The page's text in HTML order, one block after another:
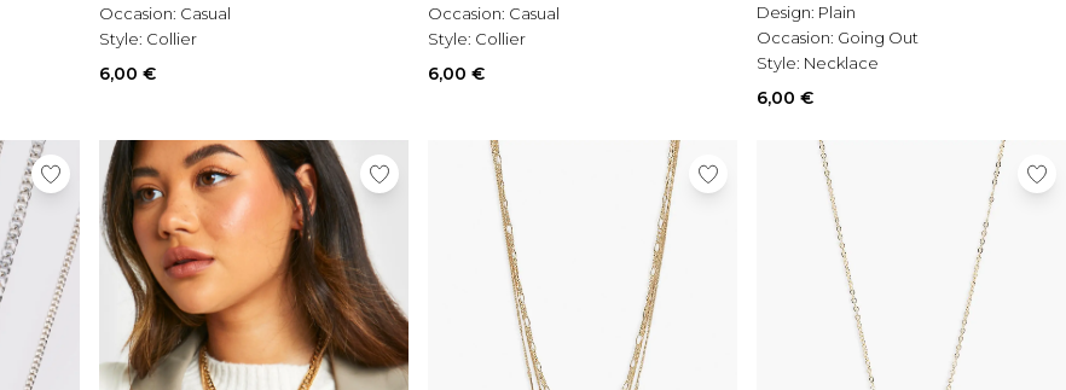
Occasion: Casual
Style: Collier
6,00 €
Occasion: Casual
Style: Collier
6,00 €
Design: Plain
Occasion: Going Out
Style: Necklace
6,00 €